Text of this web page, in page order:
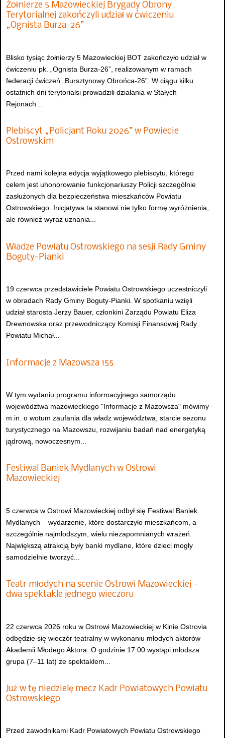
Żołnierze 5 Mazowieckiej Brygady Obrony
Terytorialnej zakończyli udział w ćwiczeniu
„Ognista Burza-26”
Blisko tysiąc żołnierzy 5 Mazowieckiej BOT zakończyło udział w
ćwiczeniu pk. „Ognista Burza-26”, realizowanym w ramach
federacji ćwiczeń „Bursztynowy Obrońca-26”. W ciągu kilku
ostatnich dni terytorialsi prowadzili działania w Stałych
Rejonach...
Plebiscyt „Policjant Roku 2026” w Powiecie
Ostrowskim
Przed nami kolejna edycja wyjątkowego plebiscytu, którego
celem jest uhonorowanie funkcjonariuszy Policji szczególnie
zasłużonych dla bezpieczeństwa mieszkańców Powiatu
Ostrowskiego. Inicjatywa ta stanowi nie tylko formę wyróżnienia,
ale również wyraz uznania...
Władze Powiatu Ostrowskiego na sesji Rady Gminy
Boguty-Pianki
19 czerwca przedstawiciele Powiatu Ostrowskiego uczestniczyli
w obradach Rady Gminy Boguty-Pianki. W spotkaniu wzięli
udział starosta Jerzy Bauer, członkini Zarządu Powiatu Eliza
Drewnowska oraz przewodniczący Komisji Finansowej Rady
Powiatu Michał...
Informacje z Mazowsza 155
W tym wydaniu programu informacyjnego samorządu
województwa mazowieckiego "Informacje z Mazowsza" mówimy
m.in. o wotum zaufania dla władz województwa, starcie sezonu
turystycznego na Mazowszu, rozwijaniu badań nad energetyką
jądrową, nowoczesnym...
Festiwal Baniek Mydlanych w Ostrowi
Mazowieckiej
5 czerwca w Ostrowi Mazowieckiej odbył się Festiwal Baniek
Mydlanych – wydarzenie, które dostarczyło mieszkańcom, a
szczególnie najmłodszym, wielu niezapomnianych wrażeń.
Największą atrakcją były banki mydlane, które dzieci mogły
samodzielnie tworzyć...
Teatr młodych na scenie Ostrowi Mazowieckiej –
dwa spektakle jednego wieczoru
22 czerwca 2026 roku w Ostrowi Mazowieckiej w Kinie Ostrovia
odbędzie się wieczór teatralny w wykonaniu młodych aktorów
Akademii Młodego Aktora. O godzinie 17:00 wystąpi młodsza
grupa (7–11 lat) ze spektaklem...
Już w tę niedzielę mecz Kadr Powiatowych Powiatu
Ostrowskiego
Przed zawodnikami Kadr Powiatowych Powiatu Ostrowskiego